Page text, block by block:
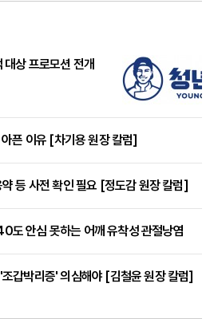
상 프로모션 전개
픈 이유 [차기용 원장 칼럼]
등 사전 확인 필요 [정도감 원장 칼럼]
안심 못하는 어깨 유착성 관절낭염
갑박리증' 의심해야 [김철윤 원장 칼럼]